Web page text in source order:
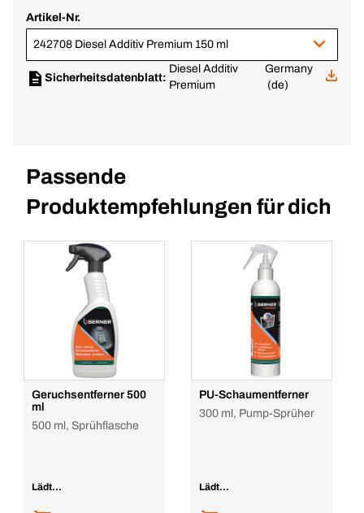
Artikel-Nr.
242708 Diesel Additiv Premium 150 ml
Sicherheitsdatenblatt:
Diesel Additiv
Premium
Germany
(de)
Passende
Produktempfehlungen für dich
Geruchsentferner 500
ml
500 ml, Sprühflasche
Lädt...
PU-Schaumentferner
300 ml, Pump-Sprüher
Lädt...